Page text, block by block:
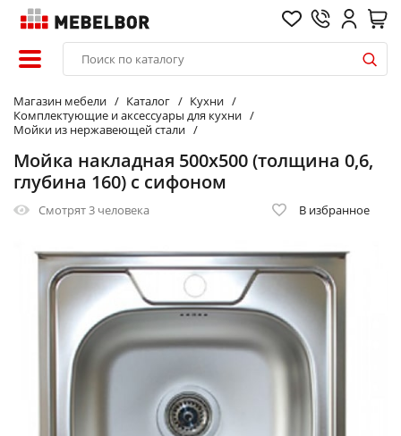
Магазин мебели Каталог
Кухни
Комплектующие и аксессуары для кухни
Мойки из нержавеющей стали
Мойка накладная 500х500 (толщина 0,6,
глубина 160) с сифоном
Смотрят3 человека В избранное